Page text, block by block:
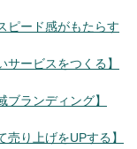
ピード感がもたらす
サービスをつくる】
ブランディング】
売り上げをUPする】